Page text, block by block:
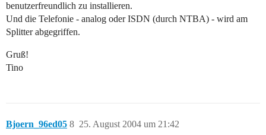
benutzerfreundlich zu installieren.
Und die Telefonie - analog oder ISDN (durch NTBA) - wird am
Splitter abgegriffen.
Gruß!
Tino
Bjoern_96ed05 25. August 2004 um 21:42
8